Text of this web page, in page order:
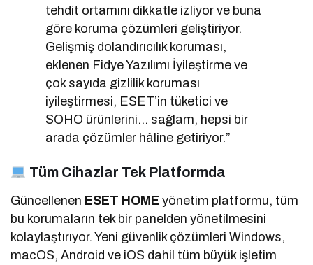
tehdit ortamını dikkatle izliyor ve buna
göre koruma çözümleri geliştiriyor.
Gelişmiş dolandırıcılık koruması,
eklenen Fidye Yazılımı İyileştirme ve
çok sayıda gizlilik koruması
iyileştirmesi, ESET’in tüketici ve
SOHO ürünlerini… sağlam, hepsi bir
arada çözümler hâline getiriyor.”
Tüm Cihazlar Tek Platformda
Güncellenen ESET HOME yönetim platformu, tüm
bu korumaların tek bir panelden yönetilmesini
kolaylaştırıyor. Yeni güvenlik çözümleri Windows,
macOS, Android ve iOS dahil tüm büyük işletim